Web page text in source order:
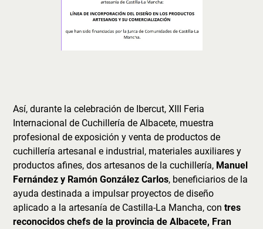
Así, durante la celebración de Ibercut, XIII Feria
Internacional de Cuchillería de Albacete, muestra
profesional de exposición y venta de productos de
cuchillería artesanal e industrial, materiales auxiliares y
productos afines, dos artesanos de la cuchillería, Manuel
Fernández y Ramón González Carlos, beneficiarios de la
ayuda destinada a impulsar proyectos de diseño
aplicado a la artesanía de Castilla-La Mancha, contres
reconocidos chefs de la provincia de Albacete, Fran